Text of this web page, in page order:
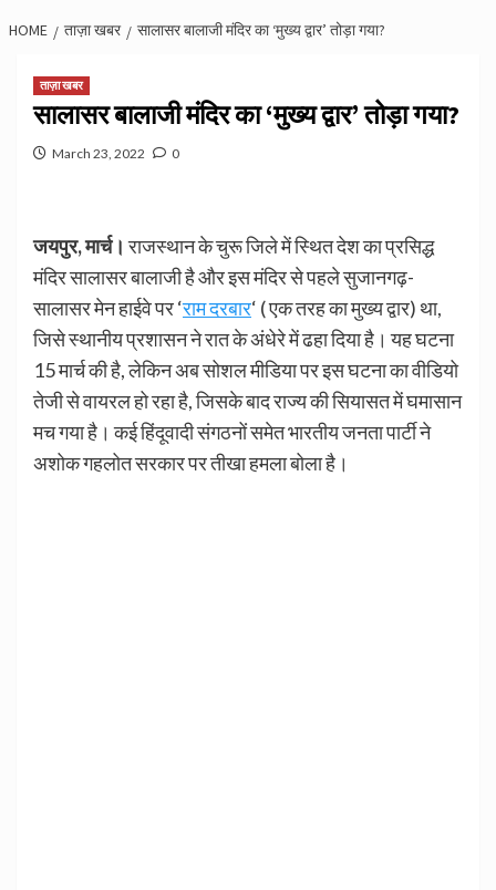
HOME ताज़ा खबर सालासर बालाजी मंदिर का ‘मुख्य द्वार’ तोड़ा गया?
ताज़ा खबर
सालासर बालाजी मंदिर का ‘मुख्य द्वार’ तोड़ा गया?
March 23, 2022 0
जयपुर, मार्च। राजस्थान के चुरू जिले में स्थित देश का प्रसिद्ध
मंदिर सालासर बालाजी है और इस मंदिर से पहले सुजानगढ़-
सालासर मेन हाईवे पर ‘राम दरबार‘ ( एक तरह का मुख्य द्वार) था,
जिसे स्थानीय प्रशासन ने रात के अंधेरे में ढहा दिया है। यह घटना
15 मार्च की है, लेकिन अब सोशल मीडिया पर इस घटना का वीडियो
तेजी से वायरल हो रहा है, जिसके बाद राज्य की सियासत में घमासान
मच गया है। कई हिंदूवादी संगठनों समेत भारतीय जनता पार्टी ने
अशोक गहलोत सरकार पर तीखा हमला बोला है।